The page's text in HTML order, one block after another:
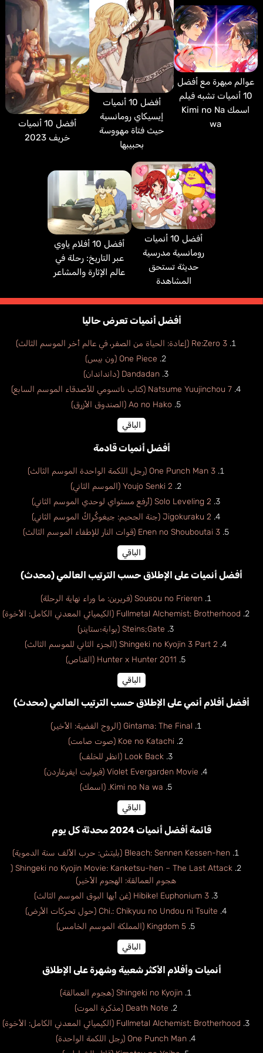
إسباني
Ashford Milly
Ohara Sayaka
إسباني
عوالم مبهرة مع أفضل
10 أنميات تشبه فيلم
اسمك Kimi no Na
wa
أفضل 10 أنميات
إيسيكاي رومانسية
حيث فتاة مهووسة
بحبيبها
أفضل 10 أنميات
خريف 2023
أفضل 10 أنميات
رومانسية مدرسية
حديثة تستحق
المشاهدة
أفضل 10 أفلام ياوي
عبر التاريخ: رحلة في
عالم الإثارة والمشاعر
أفضل أنميات تعرض حاليا
Re:Zero 3 (إعادة: الحياة من الصفر، في عالم أخر الموسم الثالث)
One Piece (ون بيس)
Dandadan (دانداندان)
Natsume Yuujinchou 7 (كتاب ناتسومي للأصدقاء الموسم السابع)
Ao no Hako (الصندوق الأزرق)
الباقي
أفضل أنميات قادمة
One Punch Man 3 (رجل اللكمة الواحدة الموسم الثالث)
Youjo Senki 2 (الموسم الثاني)
Solo Leveling 2 (أرفع مستواي لوحدي الموسم الثاني)
Jigokuraku 2 (جنة الجحيم: جيغوكُراكُ الموسم الثاني)
Enen no Shouboutai 3 (قوات النار للإطفاء الموسم الثالث)
الباقي
أفضل أنميات على الإطلاق حسب الترتيب العالمي (محدث)
Sousou no Frieren (فريرين: ما وراء نهاية الرحلة)
Fullmetal Alchemist: Brotherhood (الكيميائي المعدني الكامل: الأخوة)
Steins;Gate (بوابة؛ستاينز)
Shingeki no Kyojin 3 Part 2 (الجزء الثاني للموسم الثالث)
Hunter x Hunter 2011 (القناص)
الباقي
أفضل أفلام أنمي على الإطلاق حسب الترتيب العالمي (محدث)
Gintama: The Final (الروح الفضية: الأخير)
Koe no Katachi (صوت صامت)
Look Back (انظر للخلف)
Violet Evergarden Movie (فيوليت ايفرغاردن)
Kimi no Na wa. (اسمك)
الباقي
قائمة أفضل أنميات 2024 محدثة كل يوم
Bleach: Sennen Kessen-hen (بليتش: حرب الألف سنة الدموية)
Shingeki no Kyojin Movie: Kanketsu-hen – The Last Attack (
هجوم العمالقة: الهجوم الأخير)
Hibike! Euphonium 3 (غن أيها البوق الموسم الثالث)
Chi.: Chikyuu no Undou ni Tsuite (حول تحركات الأرض)
Kingdom 5 (المملكة الموسم الخامس)
الباقي
أنميات وأفلام الأكثر شعبية وشهرة على الإطلاق
Shingeki no Kyojin (هجوم العمالقة)
Death Note (مذكرة الموت)
Fullmetal Alchemist: Brotherhood (الكيميائي المعدني الكامل: الأخوة)
One Punch Man (رجل اللكمة الواحدة)